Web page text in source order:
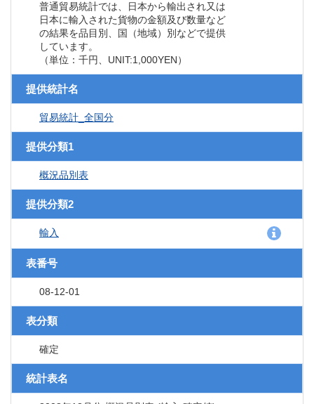
普通貿易統計では、日本から輸出され又は
日本に輸入された貨物の金額及び数量など
の結果を品目別、国（地域）別などで提供
しています。
（単位：千円、UNIT:1,000YEN）
提供統計名
貿易統計_全国分
提供分類1
概況品別表
提供分類2
輸入
表番号
08-12-01
表分類
確定
統計表名